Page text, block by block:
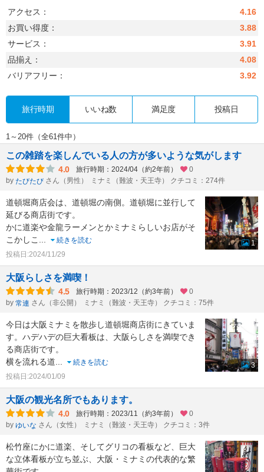
アクセス：
4.16
お買い得度：
3.88
サービス：
3.91
品揃え：
4.08
バリアフリー：
3.92
旅行時期 いいね数 満足度 投稿日
1～20件（全61件中）
この雑踏を楽しんでいる人の方が多いような気がします
4.0 旅行時期：2024/04（約2年前）
0
by たびたび さん（男性） ミナミ（難波・天王寺） クチコミ：274件
道頓堀商店会は、道頓堀の南側。道頓堀に並行して
延びる商店街です。
かに道楽や金龍ラーメンとかミナミらしいお店がそ
こかしこ
続きを読む
投稿日:2024/11/29
1
大阪らしさを満喫！
4.5 旅行時期：2023/12（約3年前）
0
by 常連 さん（非公開） ミナミ（難波・天王寺） クチコミ：75件
今日は大阪ミナミを散歩し道頓堀商店街にきていま
す。ハデハデの巨大看板は、大阪らしさを満喫でき
る商店街です。
横を流れる道
続きを読む
投稿日:2024/01/09
3
大阪の観光名所でもあります。
4.0 旅行時期：2023/11（約3年前）
0
by ゆいな さん（女性） ミナミ（難波・天王寺） クチコミ：3件
松竹座にかに道楽、そしてグリコの看板など、巨大
な立体看板が立ち並ぶ、大阪・ミナミの代表的な繁